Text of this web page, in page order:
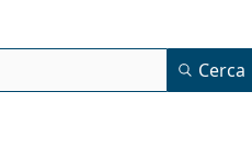
Cerca